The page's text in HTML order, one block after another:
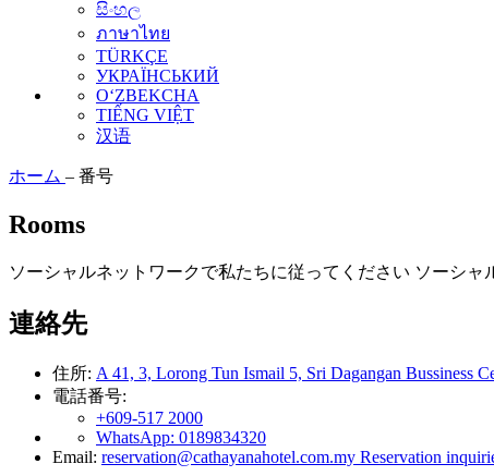
සිංහල
ภาษาไทย
TÜRKÇE
УКРАЇНСЬКИЙ
O‘ZBEKCHA
TIẾNG VIỆT
汉语
ホーム – 番号
Rooms
ソーシャルネットワークで私たちに従ってください ソーシャ
連絡先
住所: A 41, 3, Lorong Tun Ismail 5, Sri Dagangan Bussiness
電話番号:
+609-517 2000
WhatsApp: 0189834320
Email: reservation@cathayanahotel.com.my Reservation